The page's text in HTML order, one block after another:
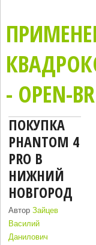
- OPEN-
ПОКУПКА
PHANTOM 4
PRO В
НИЖНИЙ
НОВГОРОД
АвторЗайцев
Василий
Данилович